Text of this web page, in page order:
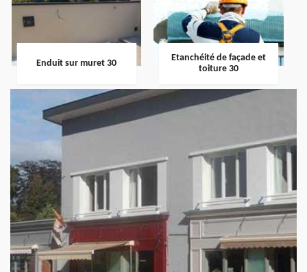
Enduit sur muret 30
Etanchéité de façade et
toiture 30